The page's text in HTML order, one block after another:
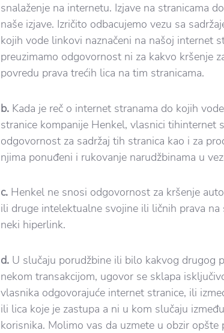
snalaženje na internetu. Izjave na stranicama
naše izjave. Izričito odbacujemo vezu sa
kojih vode linkovi naznačeni na našoj internet
preuzimamo odgovornost ni za kakvo kršenje
povredu prava trećih lica na tim stranicama.
b.Kada je reč o internet stranama do kojih
stranice kompanije Henkel, vlasnici tihinternet
odgovornost za sadržaj tih stranica kao i za
njima ponuđeni i rukovanje narudžbinama u
c.Henkel ne snosi odgovornost za kršenje
ili druge intelektualne svojine ili ličnih prava
neki hiperlink.
d.U slučaju porudžbine ili bilo kakvog drugog
nekom transakcijom, ugovor se sklapa
vlasnika odgovorajuće internet stranice, ili
ili lica koje je zastupa a ni u kom slučaju
korisnika. Molimo vas da uzmete u obzir opšte